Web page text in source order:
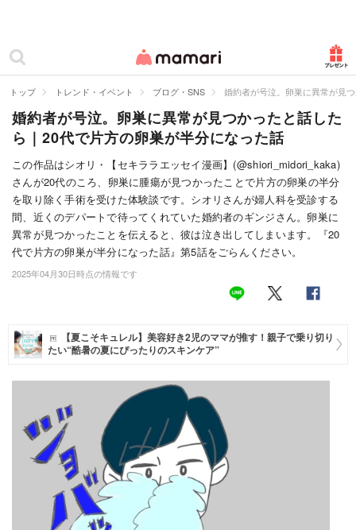
ママリ
カテゴリー一覧
妊娠
赤ちゃん・育児
子育て・家族
病院
美容・ファッション
住まい
マネー
トレンド・イベント
トップ トレンド・イベント ブログ・SNS 婚約者が号泣。卵巣に異常が見
婚約者が号泣。卵巣に異常が見つかったと話した
ら｜20代で片方の卵巣が半分になった話
この作品はシオリ・【セキララエッセイ漫画】(@shiori_midori_kaka)
さんが20代のころ、卵巣に腫瘍が見つかったことで片方の卵巣の半分
を取り除く手術を受けた体験談です。シオリさんが婦人科を受診する
間、近くのデパートで待ってくれていた婚約者のギンジさん。卵巣に
異常が見つかったことを伝えると、彼は泣き出してしまいます。『20
代で片方の卵巣が半分になった話』第5話をごらんください。
2025年04月30日時点の情報です
【夏こそキュレル】美容好き2児のママが推す！親子で乗り切り
たい“酷暑の夏にぴったりのスキンケア”